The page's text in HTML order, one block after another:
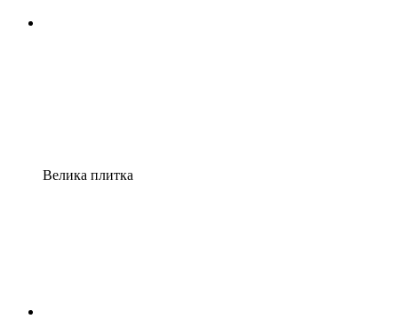
Велика плитка